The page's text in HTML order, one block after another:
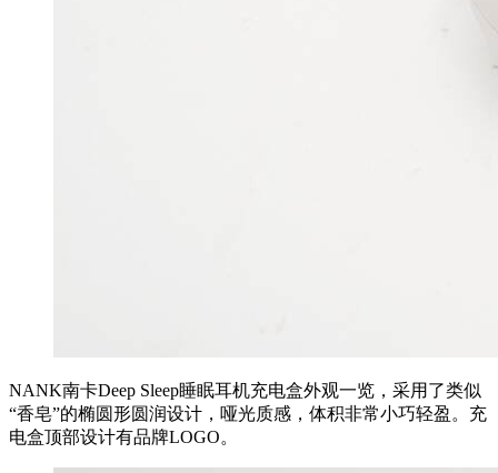
NANK南卡Deep Sleep睡眠耳机充电盒外观一览，采用了类似
“香皂”的椭圆形圆润设计，哑光质感，体积非常小巧轻盈。充
电盒顶部设计有品牌LOGO。